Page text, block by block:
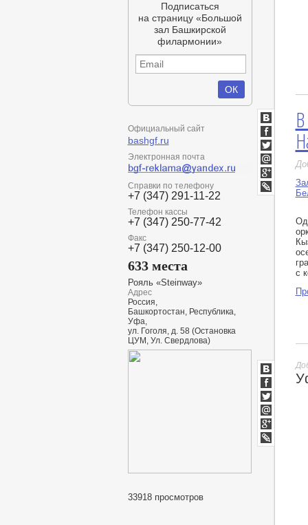
Подписаться
на страницу «Большой
зал Башкирской
филармонии»
Официальный сайт
bashgf.ru
Электронная почта
Справки по телефону
+7 (347) 291-11-22
Телефон кассы
+7 (347) 250-77-42
Факс
+7 (347) 250-12-00
633 места
Рояль «Steinway»
Адрес
Россия,
Башкортостан, Республика,
Уфа,
ул. Гоголя, д. 58 (Остановка
ЦУМ, Ул. Свердлова)
33918 просмотров
с
Facebook
Twitter
Мой
Мир
Google+
LiveJournal
Facebook
Twitter
Мой
Мир
Google+
lj